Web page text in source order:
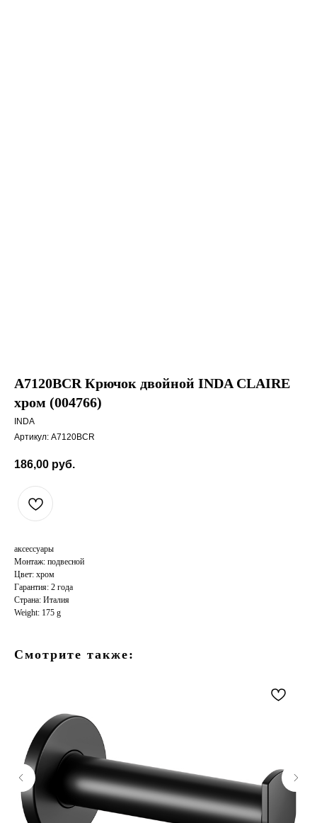
A7120BCR Крючок двойной INDA CLAIRE
хром (004766)
INDA
Артикул: A7120BCR
186,00 руб.
аксессуары
Монтаж: подвесной
Цвет: хром
Гарантия: 2 года
Страна: Италия
Weight: 175 g
Смотрите также: